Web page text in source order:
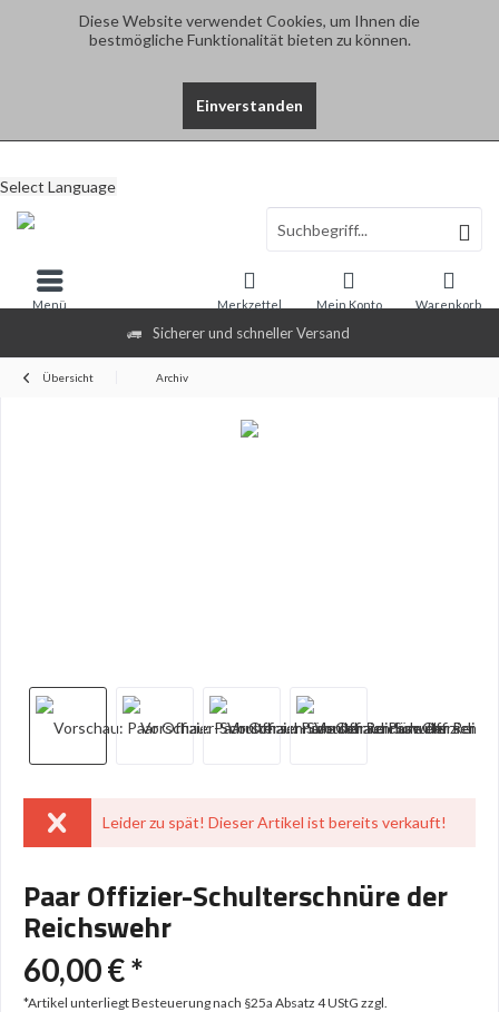
Diese Website verwendet Cookies, um Ihnen die
bestmögliche Funktionalität bieten zu können.
Einverstanden
Sicherer und schneller Versand
Select Language
Warenkorb
Merkzettel Mein Konto
Menü
Übersicht Archiv
Leider zu spät! Dieser Artikel ist bereits verkauft!
Paar Offizier-Schulterschnüre der
Reichswehr
60,00 € *
*Artikel unterliegt Besteuerung nach §25a Absatz 4 UStG zzgl.